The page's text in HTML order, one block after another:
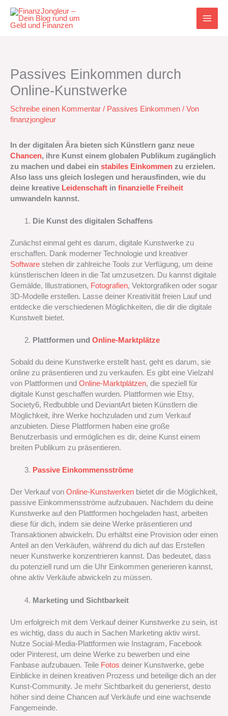
Inhalt
springen
Passives Einkommen durch
Online-Kunstwerke
Schreibe einen Kommentar / Passives Einkommen / Von
finanzjongleur
In der digitalen Ära bieten sich Künstlern ganz neue
Chancen, ihre Kunst einem globalen Publikum zugänglich
zu machen und dabei ein stabiles Einkommen zu erzielen.
Also lass uns gleich loslegen und herausfinden, wie du
deine kreative Leidenschaft in finanzielle Freiheit
umwandeln kannst.
Die Kunst des digitalen Schaffens
Zunächst einmal geht es darum, digitale Kunstwerke zu
erschaffen. Dank moderner Technologie und kreativer
Software stehen dir zahlreiche Tools zur Verfügung, um deine
künstlerischen Ideen in die Tat umzusetzen. Du kannst digitale
Gemälde, Illustrationen, Fotografien, Vektorgrafiken oder sogar
3D-Modelle erstellen. Lasse deiner Kreativität freien Lauf und
entdecke die verschiedenen Möglichkeiten, die dir die digitale
Kunstwelt bietet.
Plattformen und Online-Marktplätze
Sobald du deine Kunstwerke erstellt hast, geht es darum, sie
online zu präsentieren und zu verkaufen. Es gibt eine Vielzahl
von Plattformen und Online-Marktplätzen, die speziell für
digitale Kunst geschaffen wurden. Plattformen wie Etsy,
Society6, Redbubble und DeviantArt bieten Künstlern die
Möglichkeit, ihre Werke hochzuladen und zum Verkauf
anzubieten. Diese Plattformen haben eine große
Benutzerbasis und ermöglichen es dir, deine Kunst einem
breiten Publikum zu präsentieren.
Passive Einkommensströme
Der Verkauf von Online-Kunstwerken bietet dir die Möglichkeit,
passive Einkommensströme aufzubauen. Nachdem du deine
Kunstwerke auf den Plattformen hochgeladen hast, arbeiten
diese für dich, indem sie deine Werke präsentieren und
Transaktionen abwickeln. Du erhältst eine Provision oder einen
Anteil an den Verkäufen, während du dich auf das Erstellen
neuer Kunstwerke konzentrieren kannst. Das bedeutet, dass
du potenziell rund um die Uhr Einkommen generieren kannst,
ohne aktiv Verkäufe abwickeln zu müssen.
Marketing und Sichtbarkeit
Um erfolgreich mit dem Verkauf deiner Kunstwerke zu sein, ist
es wichtig, dass du auch in Sachen Marketing aktiv wirst.
Nutze Social-Media-Plattformen wie Instagram, Facebook
oder Pinterest, um deine Werke zu bewerben und eine
Fanbase aufzubauen. Teile Fotos deiner Kunstwerke, gebe
Einblicke in deinen kreativen Prozess und beteilige dich an der
Kunst-Community. Je mehr Sichtbarkeit du generierst, desto
höher sind deine Chancen auf Verkäufe und eine wachsende
Fangemeinde.